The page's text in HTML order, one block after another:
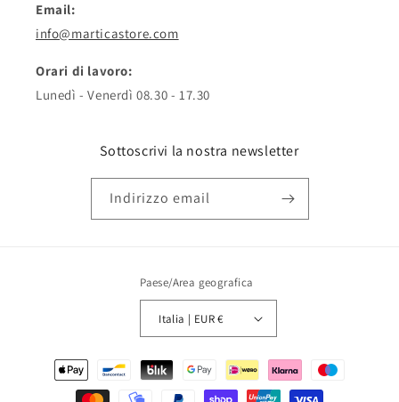
Email:
info@marticastore.com
Orari di lavoro:
Lunedì - Venerdì 08.30 - 17.30
Sottoscrivi la nostra newsletter
Indirizzo email
Paese/Area geografica
Italia | EUR €
Metodi